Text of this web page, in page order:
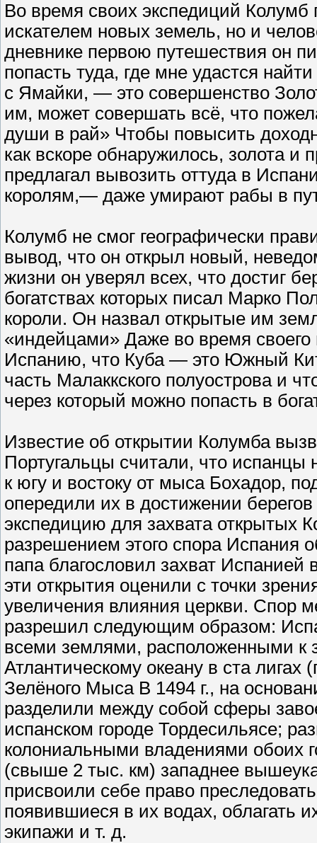
Во время своих экспедиций Колумб
искателем новых земель, но и
дневнике первою путешествия он
попасть туда, где мне удастся
с Ямайки, — это совершенство
им, может совершать всё, что
души в рай» Чтобы повысить
как вскоре обнаружилось, золота и
предлагал вывозить оттуда в
королям,— даже умирают рабы в
Колумб не смог географически
вывод, что он открыл новый,
жизни он уверял всех, что достиг
богатствах которых писал Марко
короли. Он назвал открытые им
«индейцами» Даже во время
Испанию, что Куба — это Южный
часть Малаккского полуострова и
через который можно попасть в
Известие об открытии Колумба
Португальцы считали, что
к югу и востоку от мыса Бохадор,
опередили их в достижении
экспедицию для захвата открытых
разрешением этого спора Испания
папа благословил захват
эти открытия оценили с точки
увеличения влияния церкви. Спор
разрешил следующим образом:
всеми землями, расположенными к
Атлантическому океану в ста
Зелёного Мыса В 1494 г., на
разделили между собой сферы
испанском городе Тордесильясе;
колониальными владениями обоих
(свыше 2 тыс. км) западнее
присвоили себе право
появившиеся в их водах, облагать
экипажи и т. д.